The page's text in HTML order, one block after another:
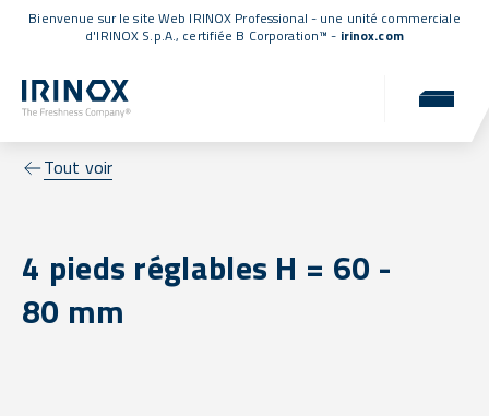
Bienvenue sur le site Web IRINOX Professional - une unité commerciale
d'IRINOX S.p.A., certifiée B Corporation™ - irinox.com
Tout voir
4 pieds réglables H = 60 -
80 mm